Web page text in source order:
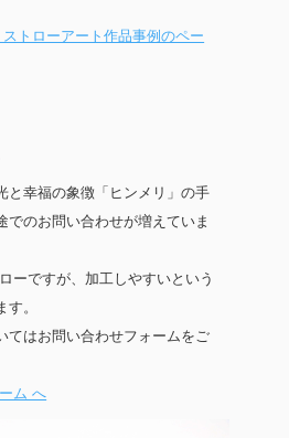
トローアート作品事例のペー
と幸福の象徴「ヒンメリ」の手
でのお問い合わせが増えていま
ーですが、加工しやすいという
。
てはお問い合わせフォームをご
ム へ